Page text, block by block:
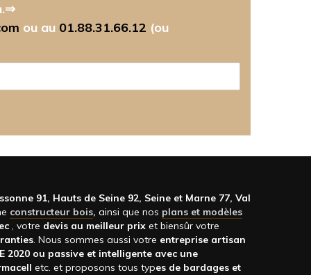
ou au 01.88.31.66.12 (ou
91, Hauts de Seine 92, Seine et Marne 77, Val
constructeur bois, ainsi que nos plans et modèles
, votre devis au meilleur prix et biensûr votre
. Nous sommes aussi votre entreprise artisan
2020 ou passive et intelligente avec une
etc. et proposons tous types de bardages et